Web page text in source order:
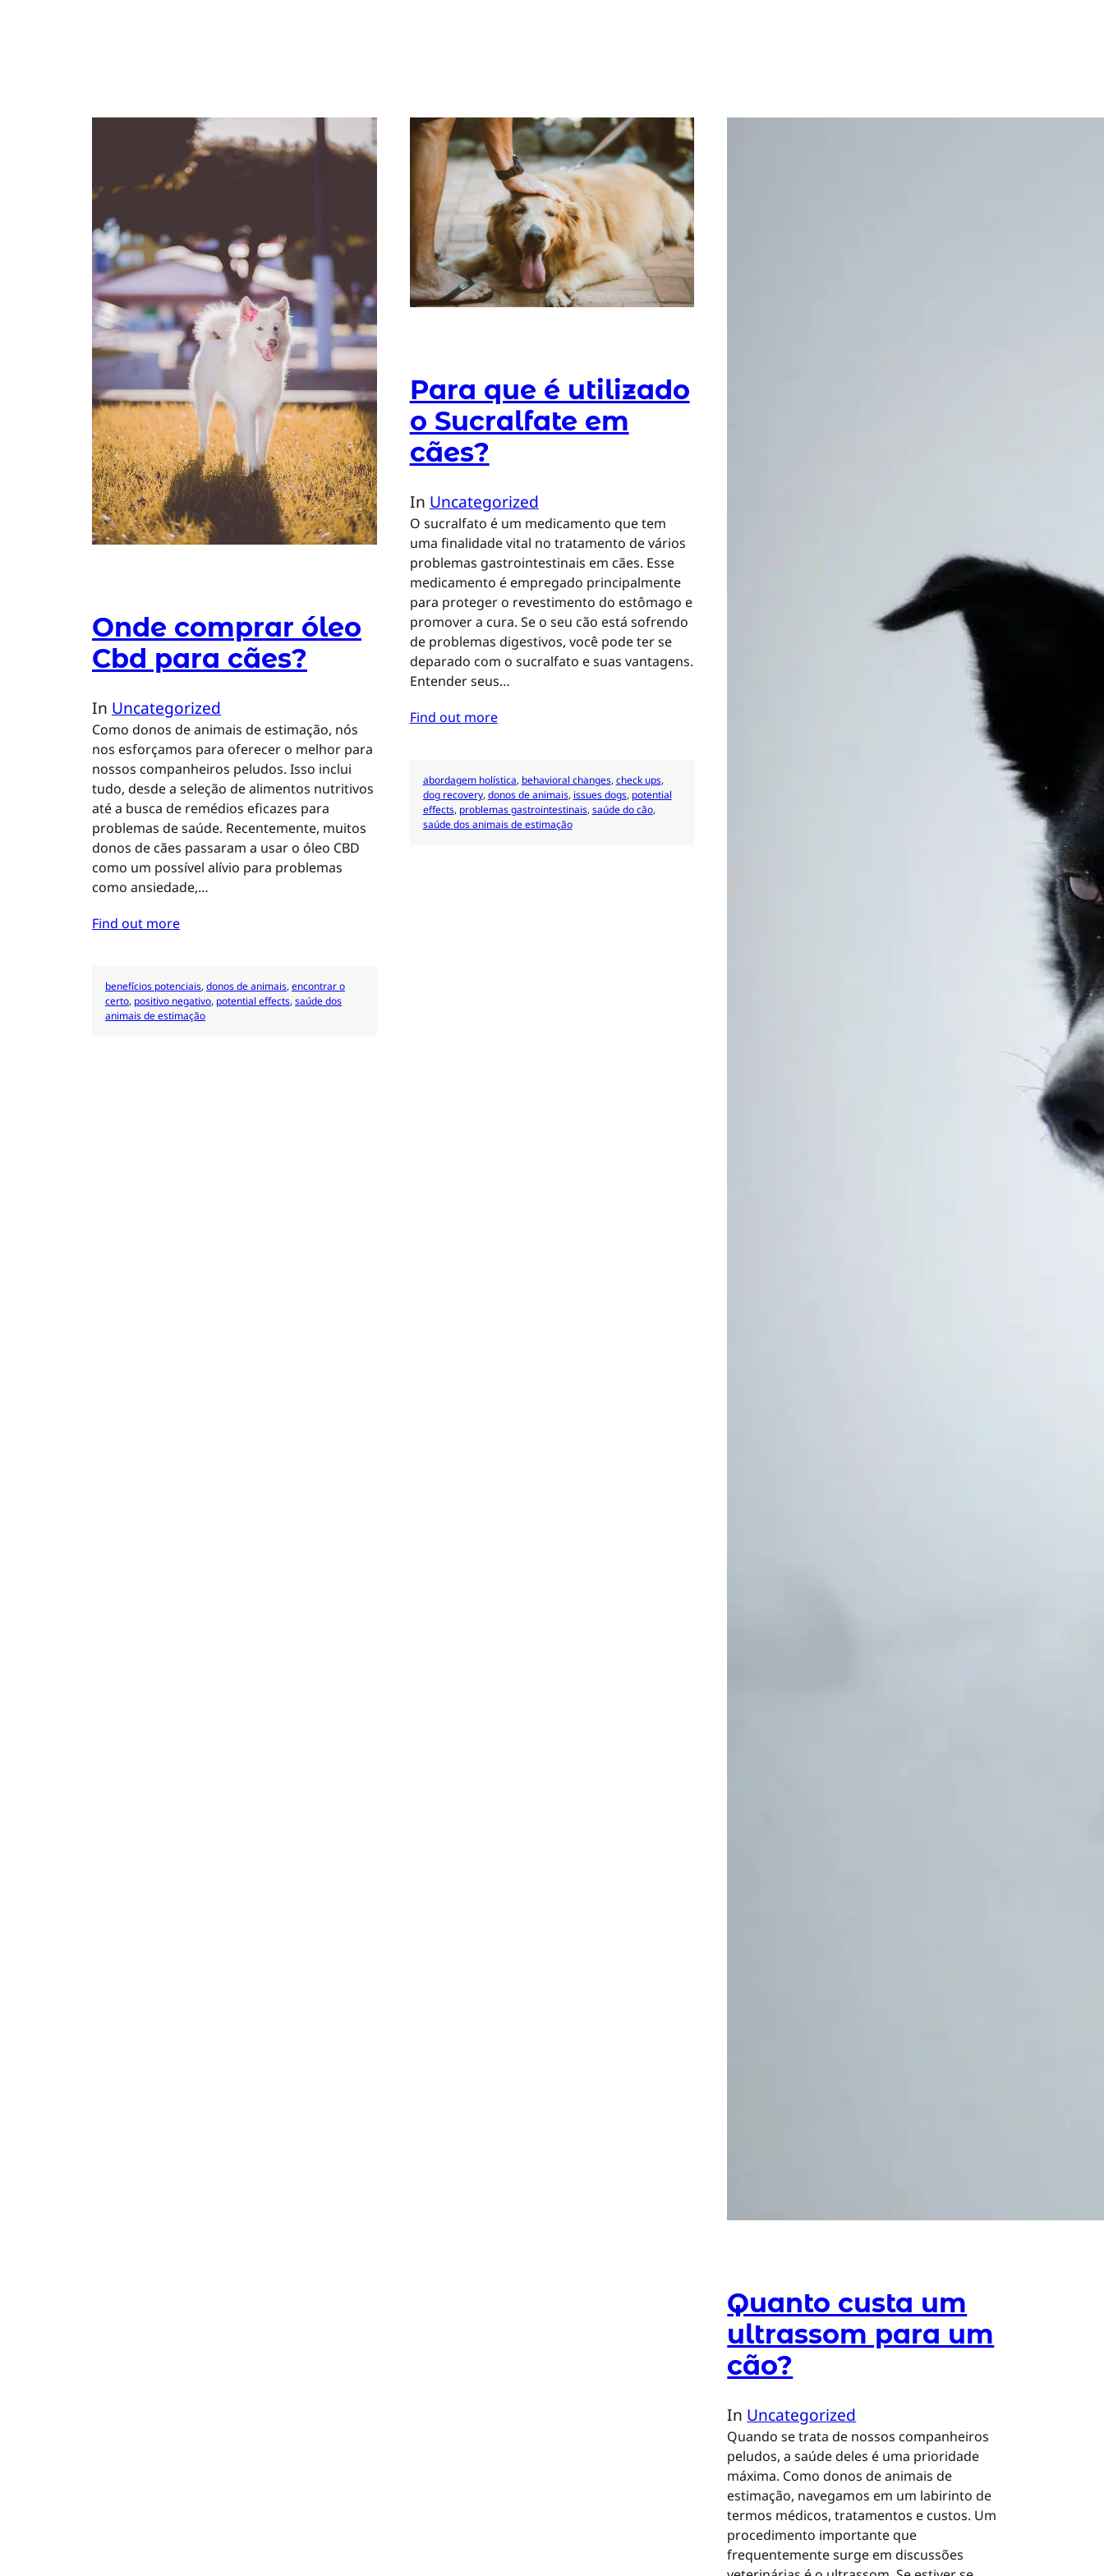
Onde comprar óleo
Cbd para cães?
In Uncategorized
Como donos de animais de estimação, nós
nos esforçamos para oferecer o melhor para
nossos companheiros peludos. Isso inclui
tudo, desde a seleção de alimentos nutritivos
até a busca de remédios eficazes para
problemas de saúde. Recentemente, muitos
donos de cães passaram a usar o óleo CBD
como um possível alívio para problemas
como ansiedade,…
Find out more
benefícios potenciais, donos de animais, encontrar o
certo, positivo negativo, potential effects, saúde dos
animais de estimação
Para que é utilizado
o Sucralfate em
cães?
In Uncategorized
O sucralfato é um medicamento que tem
uma finalidade vital no tratamento de vários
problemas gastrointestinais em cães. Esse
medicamento é empregado principalmente
para proteger o revestimento do estômago e
promover a cura. Se o seu cão está sofrendo
de problemas digestivos, você pode ter se
deparado com o sucralfato e suas vantagens.
Entender seus…
Find out more
abordagem holística, behavioral changes, check ups
dog recovery, donos de animais, issues dogs, potential
effects, problemas gastrointestinais, saúde do cão
saúde dos animais de estimação
Quanto custa um
ultrassom para um
cão?
In Uncategorized
Quando se trata de nossos companheiros
peludos, a saúde deles é uma prioridade
máxima. Como donos de animais de
estimação, navegamos em um labirinto de
termos médicos, tratamentos e custos. Um
procedimento importante que
frequentemente surge em discussões